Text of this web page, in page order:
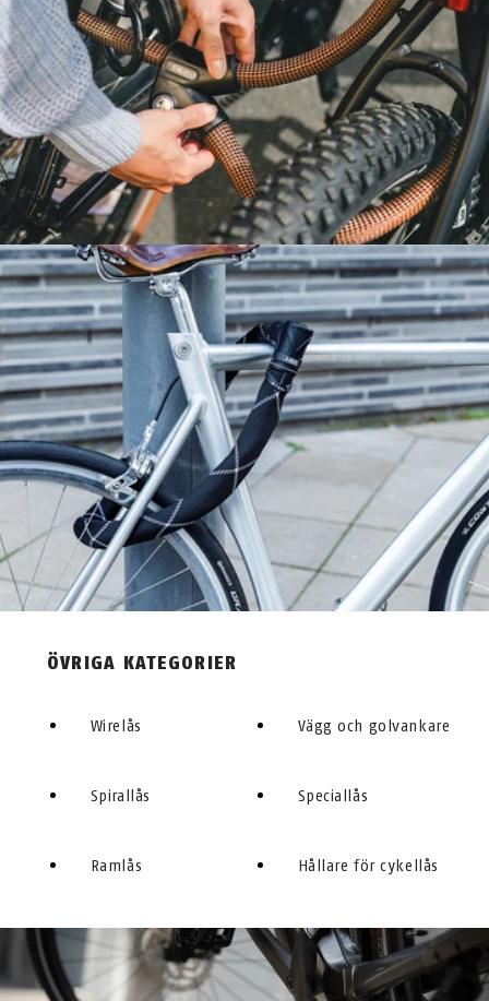
KÄTTINGLÅS
STEEL-O-FLEX™ - CYKEL
ÖVRIGA KATEGORIER
Wirelås
Spirallås
Ramlås
Vägg och golvankare
Speciallås
Hållare för cykellås